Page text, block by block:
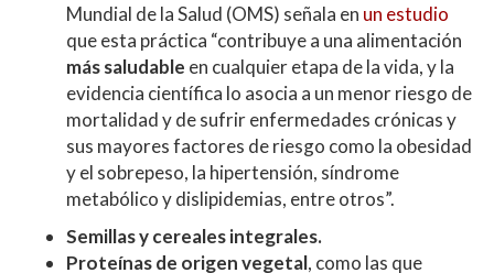
Mundial de la Salud (OMS) señala en un estudio
que esta práctica “contribuye a una alimentación
más saludable en cualquier etapa de la vida, y la
evidencia científica lo asocia a un menor riesgo de
mortalidad y de sufrir enfermedades crónicas y
sus mayores factores de riesgo como la obesidad
y el sobrepeso, la hipertensión, síndrome
metabólico y dislipidemias, entre otros”.
Semillas y cereales integrales.
Proteínas de origen vegetal, como las que